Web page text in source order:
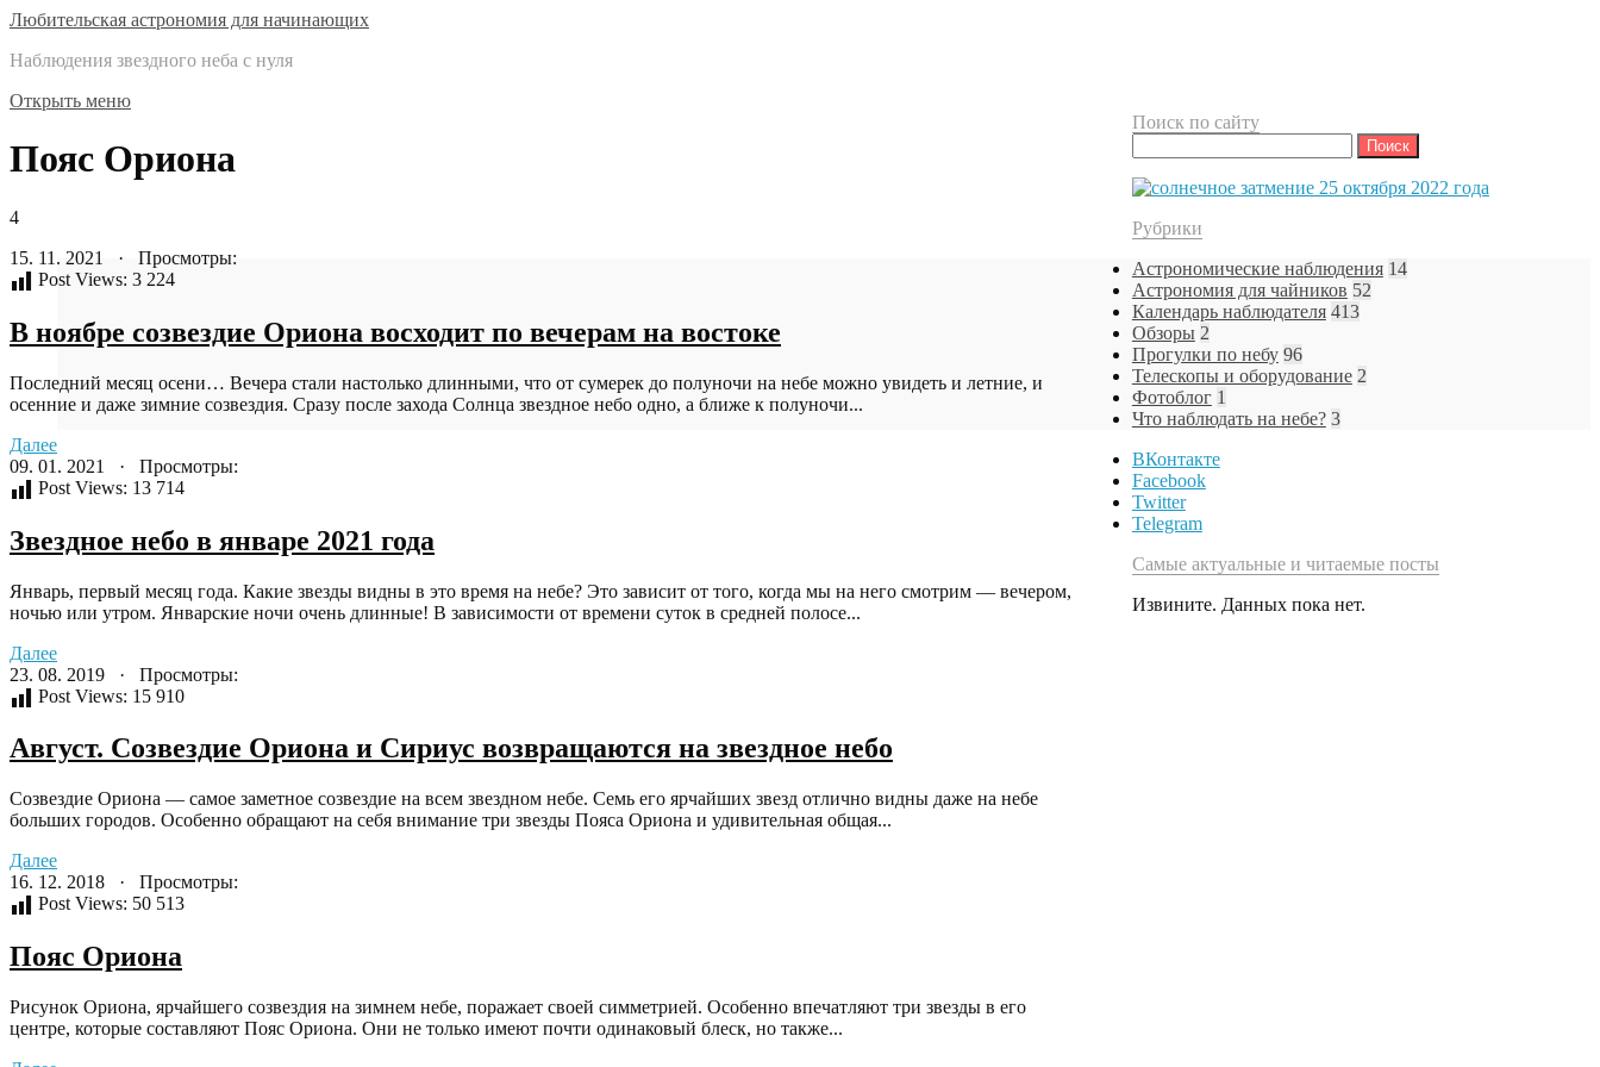
Любительская астрономия для начинающих
Наблюдения звездного неба с нуля
Открыть меню
Пояс Ориона
4
15. 11. 2021 · Просмотры:
Post Views: 3 224
В ноябре созвездие Ориона восходит по вечерам на востоке
Последний месяц осени… Вечера стали настолько длинными, что от сумерек до полуночи на небе можно увидеть и летние, и
осенние и даже зимние созвездия. Сразу после захода Солнца звездное небо одно, а ближе к полуночи...
Далее
09. 01. 2021 · Просмотры:
Post Views: 13 714
Звездное небо в январе 2021 года
Январь, первый месяц года. Какие звезды видны в это время на небе? Это зависит от того, когда мы на него смотрим — вечером,
ночью или утром. Январские ночи очень длинные! В зависимости от времени суток в средней полосе...
Далее
23. 08. 2019 · Просмотры:
Post Views: 15 910
Август. Созвездие Ориона и Сириус возвращаются на звездное небо
Созвездие Ориона — самое заметное созвездие на всем звездном небе. Семь его ярчайших звезд отлично видны даже на небе
больших городов. Особенно обращают на себя внимание три звезды Пояса Ориона и удивительная общая...
Далее
16. 12. 2018 · Просмотры:
Post Views: 50 513
Пояс Ориона
Рисунок Ориона, ярчайшего созвездия на зимнем небе, поражает своей симметрией. Особенно впечатляют три звезды в его
центре, которые составляют Пояс Ориона. Они не только имеют почти одинаковый блеск, но также...
Поиск по сайту
Рубрики
Астрономические наблюдения 14
Астрономия для чайников 52
Календарь наблюдателя 413
Обзоры 2
Прогулки по небу 96
Телескопы и оборудование 2
Фотоблог 1
Что наблюдать на небе? 3
ВКонтакте
Facebook
Twitter
Telegram
Самые актуальные и читаемые посты
Извините. Данных пока нет.